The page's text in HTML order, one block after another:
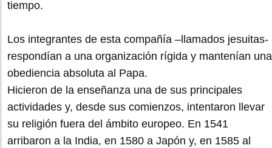
tiempo.
Los integrantes de esta compañía –llamados jesuitas-
respondían a una organización rígida y mantenían una
obediencia absoluta al Papa.
Hicieron de la enseñanza una de sus principales
actividades y, desde sus comienzos, intentaron llevar
su religión fuera del ámbito europeo. En 1541
arribaron a la India, en 1580 a Japón y, en 1585 al